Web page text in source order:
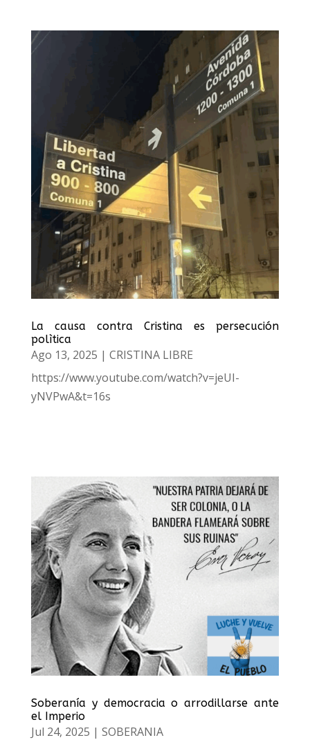
La causa contra Cristina es persecución
polìtica
Ago 13, 2025 | CRISTINA LIBRE
https://www.youtube.com/watch?v=jeUI-
yNVPwA&t=16s
Soberanía y democracia o arrodillarse ante
el Imperio
Jul 24, 2025 | SOBERANIA